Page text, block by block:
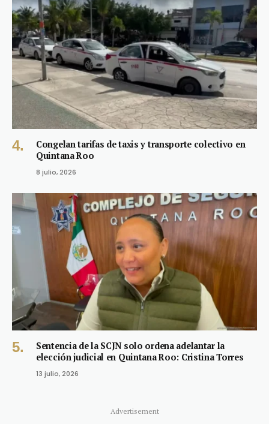
Congelan tarifas de taxis y transporte colectivo en
Quintana Roo
8 julio, 2026
Sentencia de la SCJN solo ordena adelantar la
elección judicial en Quintana Roo: Cristina Torres
13 julio, 2026
Advertisement